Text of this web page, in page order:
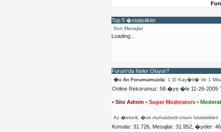
Top 5 �statistikler
Son Mesajlar
Loading...
Forum'da Neler Oluyor?
�u An Forumumuzda: 1 (0 Kay�tl� Ve 1
Online Rekorumuz: 58 �ye �le 11-26-
• Site Admin • Super Moderators •
Az �ekerli, �ok muhabbetli ortam İstatistikleri
Konular: 31.726, Mesajlar: 31.952, �yeler: